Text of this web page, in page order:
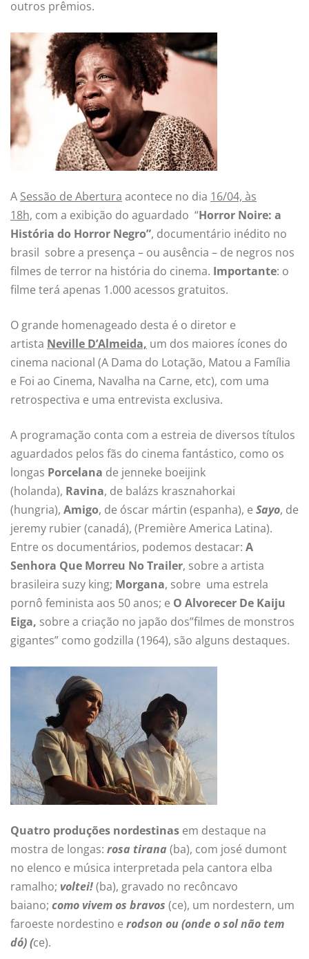
outros prêmios.
A Sessão de Abertura acontece no dia 16/04, às
18h, com a exibição do aguardado “Horror Noire: a
História do Horror Negro”, documentário inédito no
brasil sobre a presença – ou ausência – de negros nos
filmes de terror na história do cinema. Importante: o
filme terá apenas 1.000 acessos gratuitos.
O grande homenageado desta é o diretor e
artista Neville D’Almeida, um dos maiores ícones do
cinema nacional (A Dama do Lotação, Matou a Família
e Foi ao Cinema, Navalha na Carne, etc), com uma
retrospectiva e uma entrevista exclusiva.
A programação conta com a estreia de diversos títulos
aguardados pelos fãs do cinema fantástico, como os
longas Porcelana de jenneke boeijink
(holanda), Ravina, de balázs krasznahorkai
(hungria), Amigo, de óscar mártin (espanha), e Sayo, de
jeremy rubier (canadá), (Première America Latina).
Entre os documentários, podemos destacar: A
Senhora Que Morreu No Trailer, sobre a artista
brasileira suzy king; Morgana, sobre uma estrela
pornô feminista aos 50 anos; e O Alvorecer De Kaiju
Eiga, sobre a criação no japão dos”filmes de monstros
gigantes” como godzilla (1964), são alguns destaques.
Quatro produções nordestinas em destaque na
mostra de longas: rosa tirana (ba), com josé dumont
no elenco e música interpretada pela cantora elba
ramalho; voltei!(ba), gravado no recôncavo
baiano; como vivem os bravos (ce), um nordestern, um
faroeste nordestino e rodson ou (onde o sol não tem
dó) (ce).